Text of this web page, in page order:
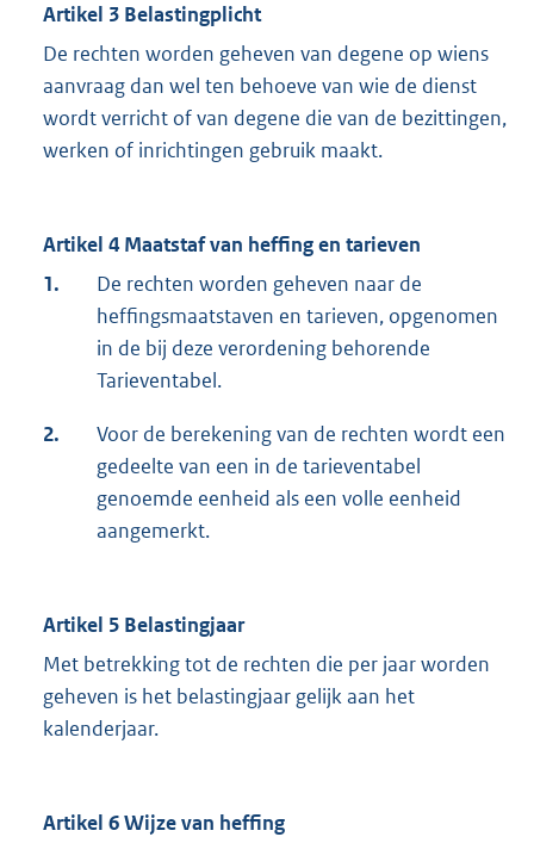
Artikel 3 Belastingplicht
De rechten worden geheven van degene op wiens
aanvraag dan wel ten behoeve van wie de dienst
wordt verricht of van degene die van de bezittingen,
werken of inrichtingen gebruik maakt.
Artikel 4 Maatstaf van heffing en tarieven
1.
De rechten worden geheven naar de
heffingsmaatstaven en tarieven, opgenomen
in de bij deze verordening behorende
Tarieventabel.
2.
Voor de berekening van de rechten wordt een
gedeelte van een in de tarieventabel
genoemde eenheid als een volle eenheid
aangemerkt.
Artikel 5 Belastingjaar
Met betrekking tot de rechten die per jaar worden
geheven is het belastingjaar gelijk aan het
kalenderjaar.
Artikel 6 Wijze van heffing